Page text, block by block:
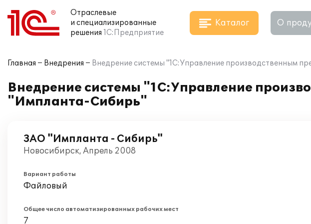
Отраслевые
и специализированные
решения 1С:Предприятие
Каталог О
Главная Внедрения Внедрение системы "1С:Управление производственным
Внедрение системы "1С:Управление
"Импланта-Сибирь"
ЗАО "Импланта - Сибирь"
Новосибирск, Апрель 2008
Вариант работы
Файловый
Общее число автоматизированных рабочих мест
7